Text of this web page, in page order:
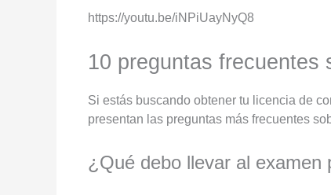
https://youtu.be/iNPiUayNyQ8
10 preguntas frecuentes
Si estás buscando obtener tu licencia de
presentan las preguntas más frecuentes
¿Qué debo llevar al examen